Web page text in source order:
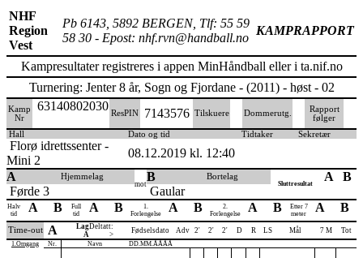
NHF
Region
Vest
Pb 6143, 5892 BERGEN, Tlf: 55 59
58 30 - Epost: nhf.rvn@handball.no
KAMPRAPPORT
Kampresultater registreres i appen MinHåndball eller i ta.nif.no
Turnering: Jenter 8 år, Sogn og Fjordane - (2011) - høst - 02
Kamp
Nr
63140802030
ResPIN 7143576 Tilskuere Dommerutg.
Rapport
følger
Hall
Dato og tid Tidtaker Sekretær
Florø idrettssenter -
Mini 2
08.12.2019 kl. 12:40
A
Hjemmelag
Førde 3 mot
B Bortelag
Gaular
Sluttresultat
A B
Halv
tid
A B
Full
tid
A B
1.
Forlengelse
A B
2.
Forlengelse
A B
Etter 7
meter
A B
Time-out A
Lag
A
Deltatt:
>
Fødselsdato Adv 2' 2' 2' D R LS Mål 7 M Tot
1.Omgang Nr. Navn DD.MM.ÅÅÅÅ